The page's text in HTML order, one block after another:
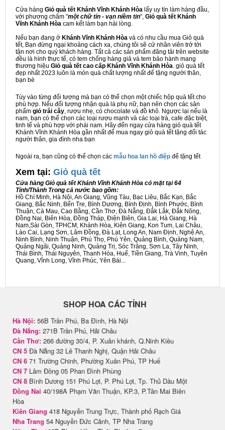
Cửa hàng Giỏ quà tết Khánh Vĩnh Khánh Hòa lấy uy tín làm hàng đầu,
với phương châm "một chữ tín - vạn niềm tin", Giỏ quà tết Khánh
Vĩnh Khánh Hòa cam kết làm bạn hài lòng.
Nếu bạn đang ở Khánh Vĩnh Khánh Hòa và có nhu cầu mua Giỏ quà
tết, Bạn đừng ngại khoảng cách xa, chúng tôi sẽ cử nhân viên trở tới
tận nơi cho quý khách hàng. Tất cả các sản phẩm đăng tải trên website
đều là hình thực tế, có tem chống hàng giả và tem bảo hành mang
thương hiệu Giỏ quà tết cao cấp Khánh Vĩnh Khánh Hòa. giỏ quà tết
đẹp nhất 2023 luôn là món quà chất lượng nhất để tặng người thân,
bạn bè
Tùy vào từng đối tượng mà bạn có thể chọn một chiếc hộp quà tết cho
phù hợp. Nếu đối tượng nhận quà là phụ nữ, bạn nên chọn các sản
phẩm giỏ trái cây, rượu nhẹ, có chocolate và đồ khô. Ngược lại nếu là
nam, bạn có thể chọn các loại rượu mạnh và các loại trà, cafe đặc biệt,
tinh tế và phù hợp với phái nam. Hãy đến ngay cửa hàng giỏ quà tết
Khánh Vĩnh Khánh Hòa gần nhất để mua ngay giỏ quà tết tặng đối tác
người thân, gia đình nha bạn
Ngoài ra, bạn cũng có thể chọn các mẫu hoa lan hồ điệp để tặng tết
Xem tại: Giỏ quà tết
Cửa hàng Giỏ quà tết Khánh Vĩnh Khánh Hòa có mặt tại 64
Tỉnh/Thành Trong cả nước bao gồm:
Hồ Chí Minh, Hà Nội, An Giang, Vũng Tàu, Bạc Liêu, Bắc Kạn, Bắc
Giang, Bắc Ninh, Bến Tre, Bình Dương, Bình Định, Bình Phước, Bình
Thuận, Cà Mau, Cao Bằng, Cần Thơ, Đà Nẵng, Đắk Lắk, Đắk Nông,
Đồng Nai, Biên Hòa, Đồng Tháp, Điện Biên, Gia Lai, Hà Giang, Hà
Nam,Sài Gòn, TPHCM, Khánh Hòa, Kiên Giang, Kon Tum, Lai Châu,
Lào Cai, Lạng Sơn, Lâm Đồng, Đà Lạt, Long An, Nam Định, Nghệ An,
Ninh Bình, Ninh Thuận, Phú Thọ, Phú Yên, Quảng Bình, Quảng Nam,
Quảng Ngãi, Quảng Ninh, Quảng Trị, Sóc Trăng, Sơn La, Tây Ninh,
Thái Bình, Thái Nguyên, Thanh Hóa, Huế, Tiền Giang, Trà Vinh, Tuyên
Quang, Vĩnh Long, Vĩnh Phúc, Yên Bái...
SHOP HOA CÁC TỈNH
Hà Nội: 56B Trần Phú, Ba Đình, Hà Nội
Đà Nẵng: 271B Trần Phú, Hải Châu
Cần Thơ: 266 đường 30/4, P. Xuân khánh, Q.Ninh Kiều
CN 5 Đà Nẵng 32 Lê Thanh Nghị, Quận Hải Châu
CN 6 71 Trường Chinh, Phường Xuân Phú, TP Huế
CN 7 Lâm Đồng 05 Phan Đình Phùng
CN 8 Bình Dương 151 Phú Lợi, P. Phú Lợi, Tp. Thủ Dầu Một
Đồng Nai 40/198A Phạm Văn Thuận, KP.3, P.Tân Mai Biên
Hòa
Kiên Giang 418 Nguyễn Trung Trực, Thành phố Rạch Giá
Nha Trang 54 Nguyễn Đức Cảnh, TP Nha Trang